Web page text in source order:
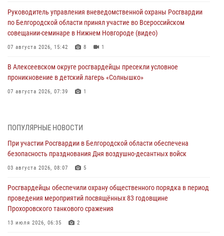
Руководитель управления вневедомственной охраны Росгвардии
по Белгородской области принял участие во Всероссийском
совещании-семинаре в Нижнем Новгороде (видео)
07 августа 2026, 15:42 8 1
В Алексеевском округе росгвардейцы пресекли условное
проникновение в детский лагерь «Солнышко»
07 августа 2026, 07:39 1
Подвиги героев‑росгвардейцев увековечили в новой музейной
экспозиции белгородского музея‑диорамы «Курская битва.
06 августа 2026, 12:05 3
В Белгороде росгвардейцы проверяют готовность спортивных школ
областного центра к новому учебному году
ПОПУЛЯРНЫЕ НОВОСТИ
При участии Росгвардии в Белгородской области обеспечена
безопасность празднования Дня воздушно-десантных войск
03 августа 2026, 08:07 5
Росгвардейцы обеспечили охрану общественного порядка в период
проведения мероприятий посвящённых 83 годовщине
Прохоровского танкового сражения
13 июля 2026, 06:35 2